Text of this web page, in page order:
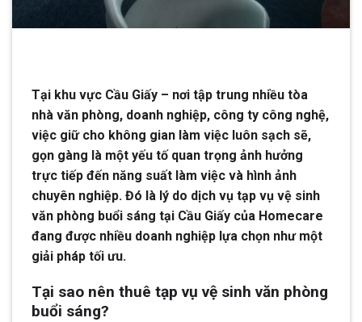
Tại khu vực Cầu Giấy – nơi tập trung nhiều tòa
nhà văn phòng, doanh nghiệp, công ty công nghệ,
việc giữ cho không gian làm việc luôn sạch sẽ,
gọn gàng là một yếu tố quan trọng ảnh hưởng
trực tiếp đến năng suất làm việc và hình ảnh
chuyên nghiệp. Đó là lý do dịch vụ tạp vụ vệ sinh
văn phòng buổi sáng tại Cầu Giấy của Homecare
đang được nhiều doanh nghiệp lựa chọn như một
giải pháp tối ưu.
Tại sao nên thuê tạp vụ vệ sinh văn phòng
buổi sáng?